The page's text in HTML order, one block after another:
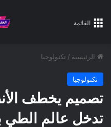
القائمة
الرئيسية / تكنولوجيا
تكنولوجيا
تصميم يخطف